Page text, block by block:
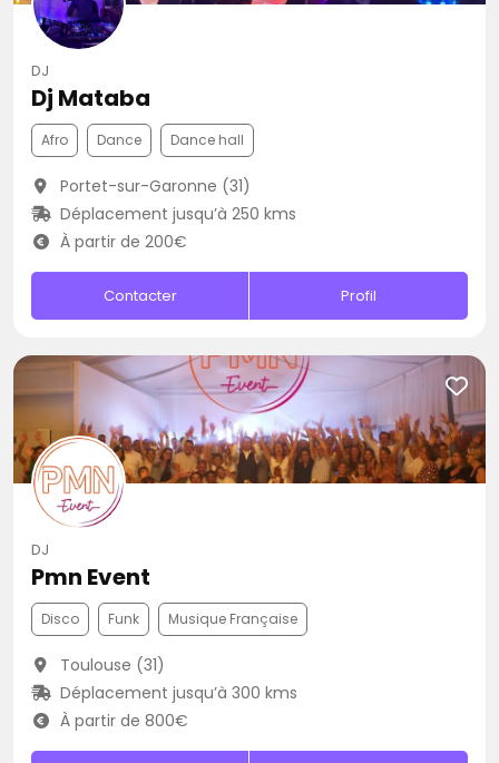
DJ
Dj Mataba
Afro Dance Dance hall
Portet-sur-Garonne (31)
Déplacement jusqu’à 250 kms
À partir de 200€
Contacter Profil
DJ
Pmn Event
Disco Funk Musique Française
Toulouse (31)
Déplacement jusqu’à 300 kms
À partir de 800€